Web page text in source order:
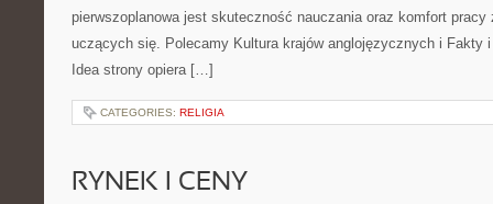
pierwszoplanowa jest skuteczność nauczania oraz komfort
uczących się. Polecamy Kultura krajów anglojęzycznych i Fakty
Idea strony opiera […]
CATEGORIES: RELIGIA
RYNEK I CENY